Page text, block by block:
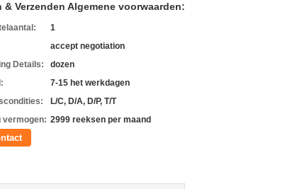
& Verzenden Algemene voorwaarden:
1
accept negotiation
Details:
dozen
7-15 het werkdagen
L/C, D/A, D/P, T/T
vermogen: 2999 reeksen per maand